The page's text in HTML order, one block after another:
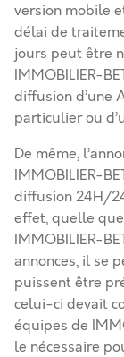
version mobile
délai de
jours peut être
IMMOBILIER-
diffusion d’une
particulier ou
De même,
IMMOBILIER-
diffusion 24H/
effet, quelle
IMMOBILIER-
annonces, il se
puissent être
celui-ci devait
équipes de
le nécessaire